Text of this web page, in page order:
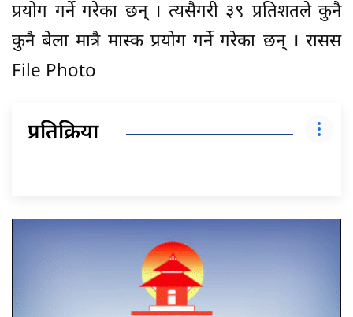
प्रयोग गर्ने गरेका छन् । त्यसैगरी ३९ प्रतिशतले कुनै
कुनै बेला मात्रै मास्क प्रयोग गर्ने गरेका छन् । रासस
File Photo
प्रतिक्रिया